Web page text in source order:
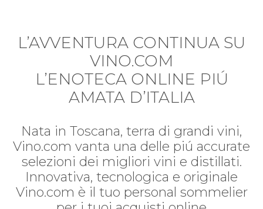
L’AVVENTURA CONTINUA SU
VINO.COM
L’ENOTECA ONLINE PIÚ
AMATA D’ITALIA
Nata in Toscana, terra di grandi vini,
Vino.com vanta una delle piú accurate
selezioni dei migliori vini e distillati.
Innovativa, tecnologica e originale
Vino.com è il tuo personal sommelier